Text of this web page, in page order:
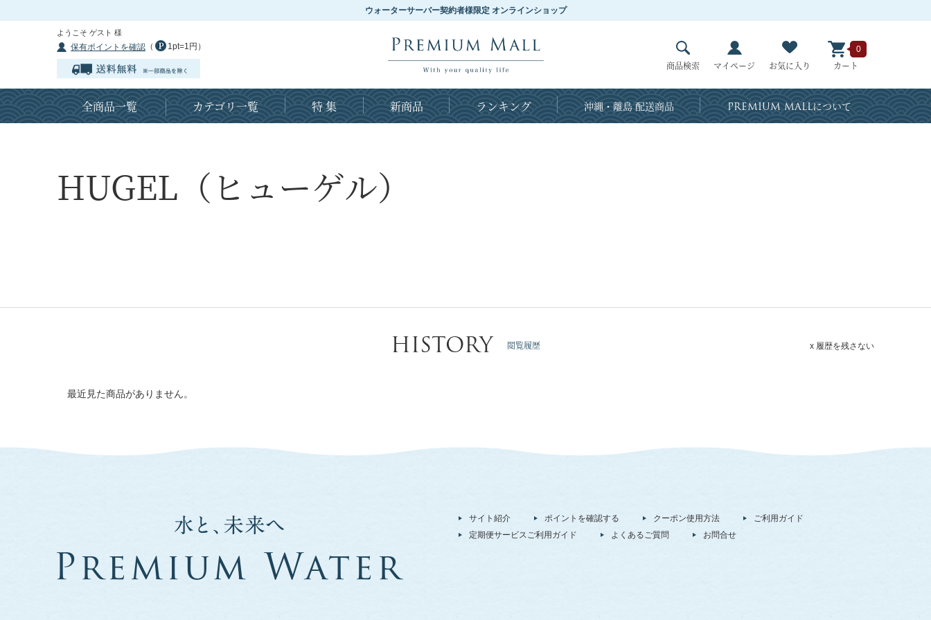
ウォーターサーバー契約者様限定 オンラインショップ
ようこそ ゲスト 様
保有ポイントを確認 （ 1pt=1円）
商品検索 マイページ お気に入り カート
0
全商品一覧 カテゴリ一覧 特 集 新商品 ランキング 沖縄・離島 配送商品 PREMIUM MALLについて
HUGEL（ヒューゲル）
HISTORY 閲覧履歴
最近見た商品がありません。
x 履歴を残さない
サイト紹介 ポイントを確認する クーポン使用方法
ご利用ガイド
定期便サービスご利用ガイド
よくあるご質問 お問合せ